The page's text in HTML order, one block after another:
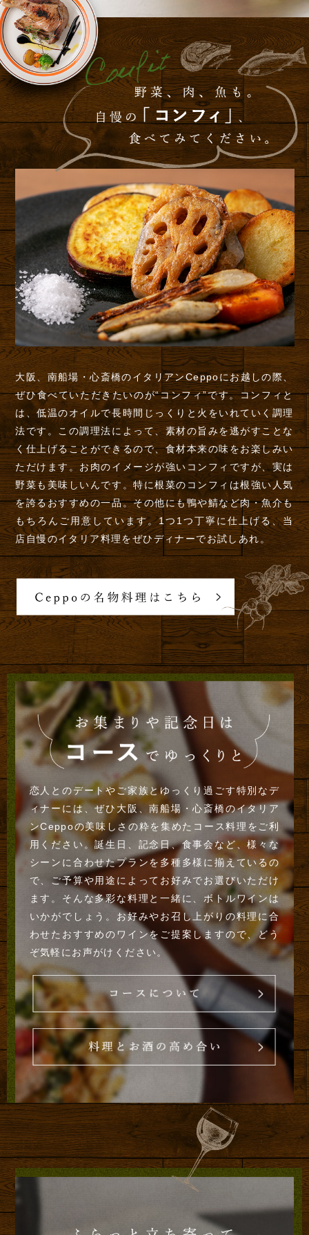
大阪、南船場・心斎橋のイタリアンCeppoにお越しの際、
ぜひ食べていただきたいのが“コンフィ”です。コンフィと
は、低温のオイルで長時間じっくりと火をいれていく調理
法です。この調理法によって、素材の旨みを逃がすことな
く仕上げることができるので、食材本来の味をお楽しみい
ただけます。お肉のイメージが強いコンフィですが、実は
野菜も美味しいんです。特に根菜のコンフィは根強い人気
を誇るおすすめの一品。その他にも鴨や鯖など肉・魚介も
もちろんご用意しています。1つ1つ丁寧に仕上げる、当
店自慢のイタリア料理をぜひディナーでお試しあれ。
恋人とのデートやご家族とゆっくり過ごす特別なデ
ィナーには、ぜひ大阪、南船場・心斎橋のイタリア
ンCeppoの美味しさの粋を集めたコース料理をご利
用ください。誕生日、記念日、食事会など、様々な
シーンに合わせたプランを多種多様に揃えているの
で、ご予算や用途によってお好みでお選びいただけ
ます。そんな多彩な料理と一緒に、ボトルワインは
いかがでしょう。お好みやお召し上がりの料理に合
わせたおすすめのワインをご提案しますので、どう
ぞ気軽にお声がけください。